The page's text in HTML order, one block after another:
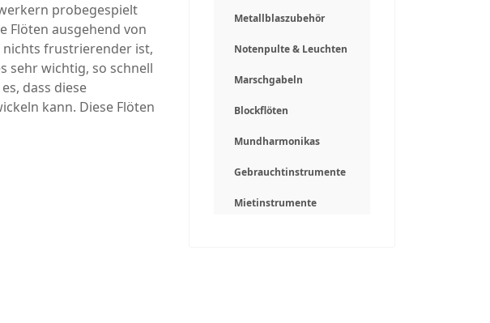
probegespielt
Flöten ausgehend von
nichts frustrierender ist,
sehr wichtig, so schnell
dass diese
kann. Diese Flöten
Metallblaszubehör
Notenpulte & Leuchten
Marschgabeln
Blockflöten
Mundharmonikas
Gebrauchtinstrumente
Mietinstrumente